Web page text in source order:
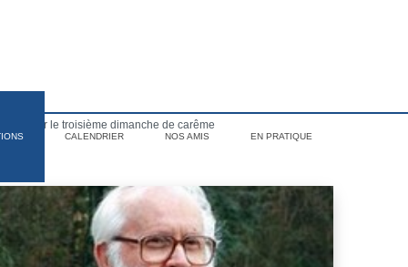
CALENDRIER NOS AMIS EN PRATIQUE
pour le troisième dimanche de carême